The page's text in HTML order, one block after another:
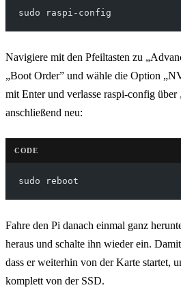
sudo raspi-config
Navigiere mit den Pfeiltasten zu
„Boot Order” und wähle die Option
mit Enter und verlasse raspi-config über
anschließend neu:
CODE
sudo reboot
Fahre den Pi danach einmal ganz
heraus und schalte ihn wieder ein.
dass er weiterhin von der Karte startet,
komplett von der SSD.